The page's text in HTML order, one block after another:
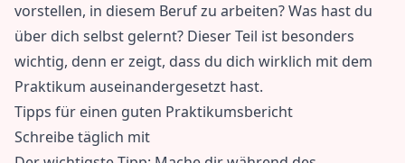
vorstellen, in diesem Beruf zu arbeiten? Was hast du
über dich selbst gelernt? Dieser Teil ist besonders
wichtig, denn er zeigt, dass du dich wirklich mit dem
Praktikum auseinandergesetzt hast.
Tipps für einen guten Praktikumsbericht
Schreibe täglich mit